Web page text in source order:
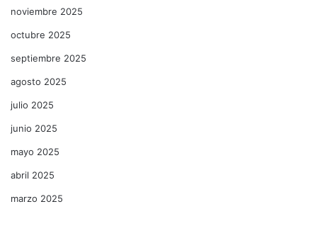
noviembre 2025
octubre 2025
septiembre 2025
agosto 2025
julio 2025
junio 2025
mayo 2025
abril 2025
marzo 2025